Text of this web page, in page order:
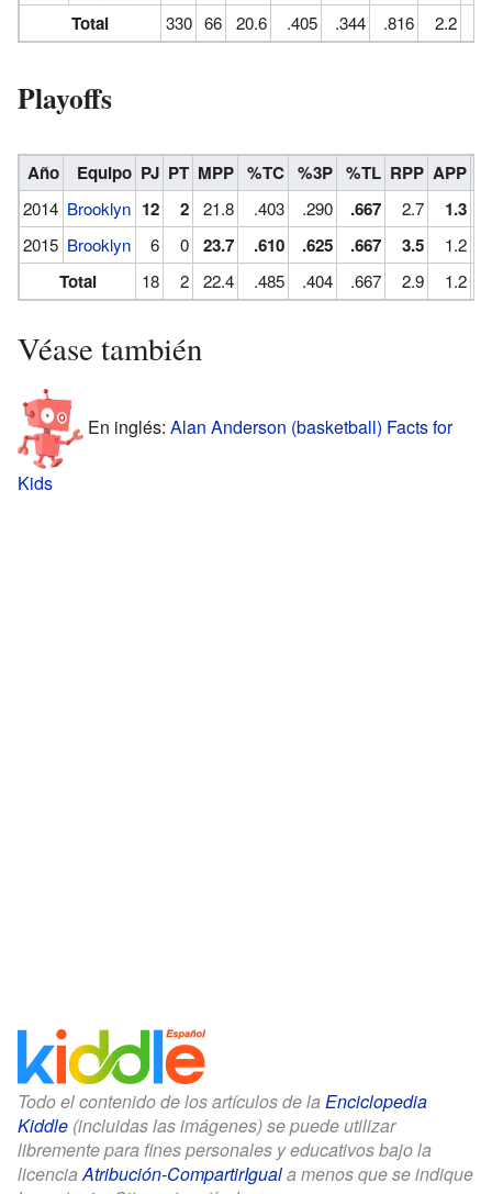
Total 330 66 20.6 .405 .344 .816 2.2
Playoffs
Año Equipo PJ PT MPP %TC %3P %TL RPP APP
2014 Brooklyn 12 2 21.8 .403 .290 .667 2.7 1.3
2015 Brooklyn 6 0 23.7 .610 .625 .667 3.5 1.2
Total 18 2 22.4 .485 .404 .667 2.9 1.2
Véase también
En inglés: Alan Anderson (basketball) Facts for
Kids
Todo el contenido de los artículos de la Enciclopedia
Kiddle (incluidas las imágenes) se puede utilizar
libremente para fines personales y educativos bajo la
licenciaAtribución-CompartirIguala menos que se indique